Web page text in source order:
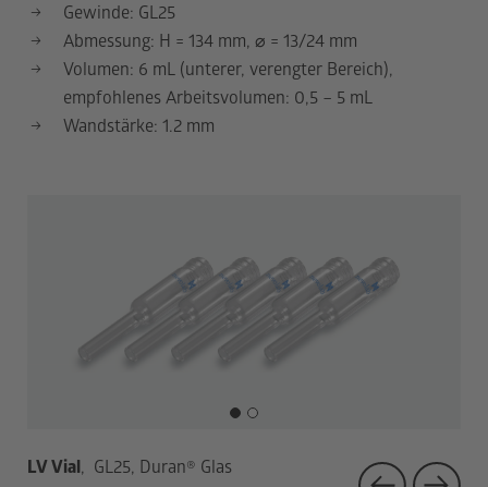
Gewinde: GL25
Abmessung: H = 134 mm, ⌀ = 13/24 mm
Volumen: 6 mL (unterer, verengter Bereich),
empfohlenes Arbeitsvolumen: 0,5 – 5 mL
Wandstärke: 1.2 mm
LV Vial, GL25, Duran® Glas